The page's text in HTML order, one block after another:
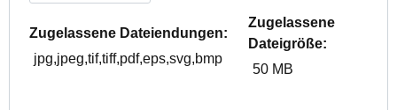
Zugelassene Dateiendungen:
jpg,jpeg,tif,tiff,pdf,eps,svg,bmp
Zugelassene
Dateigröße:
50 MB